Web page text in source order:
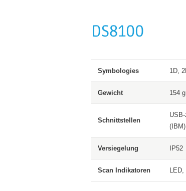
DS8100
Symbologies 1D,
Gewicht 154
Schnittstellen
Versiegelung IP52
Scan Indikatoren LED,